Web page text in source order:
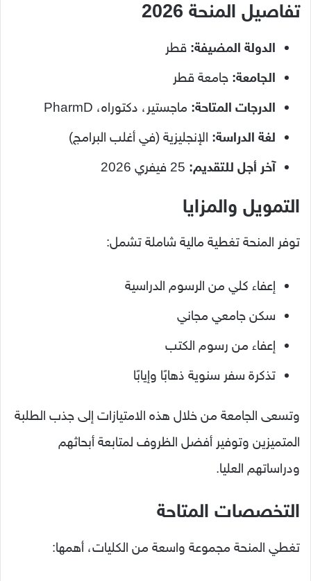
تفاصيل المنحة 2026
الدولة المضيفة: قطر
الجامعة: جامعة قطر
الدرجات المتاحة: ماجستير، دكتوراه، PharmD
لغة الدراسة: الإنجليزية (في أغلب البرامج)
آخر أجل للتقديم:
التمويل والمزايا
توفر المنحة تغطية مالية شاملة تشمل:
إعفاء كلي من الرسوم الدراسية
سكن جامعي مجاني
إعفاء من رسوم الكتب
تذكرة سفر سنوية ذهابًا وإيابًا
وتسعى الجامعة من خلال هذه الامتيازات إلى جذب الطلبة
المتميزين وتوفير أفضل الظروف لمتابعة أبحاثهم
ودراساتهم العليا.
التخصصات المتاحة
تغطي المنحة مجموعة واسعة من الكليات، أهمها: